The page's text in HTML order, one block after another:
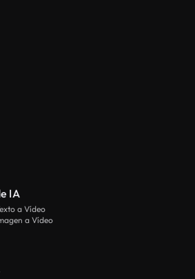
IA
a Vídeo
a Vídeo